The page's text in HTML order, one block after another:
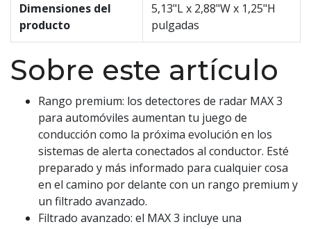
Dimensiones del
producto
5,13"L x 2,88"W x 1,25"H
pulgadas
Sobre este artículo
Rango premium: los detectores de radar MAX 3
para automóviles aumentan tu juego de
conducción como la próxima evolución en los
sistemas de alerta conectados al conductor. Esté
preparado y más informado para cualquier cosa
en el camino por delante con un rango premium y
un filtrado avanzado.
Filtrado avanzado: el MAX 3 incluye una